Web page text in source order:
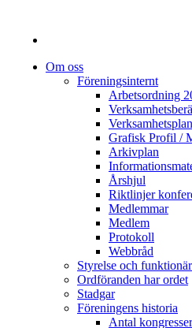
Om oss
Föreningsinternt
Arbetsordning
Verksamhetsplan
Grafisk Profil /
Arkivplan
Årshjul
Riktlinjer
Medlemmar
Medlem
Protokoll
Webbråd
Styrelse och
Ordföranden har ordet
Stadgar
Föreningens historia
Antal